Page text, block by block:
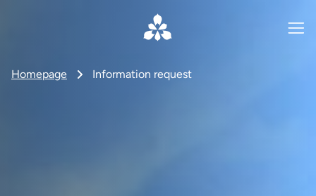
Homepage Information request